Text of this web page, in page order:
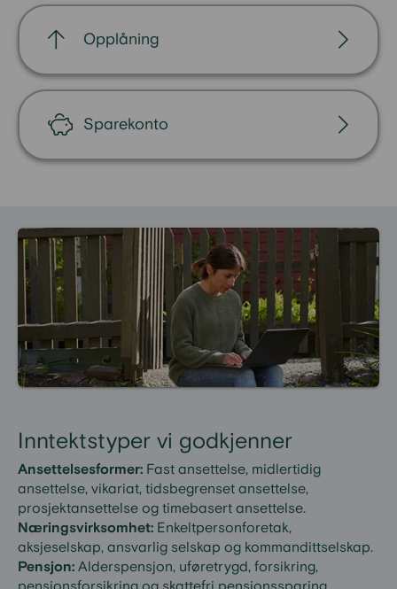
Opplåning
Sparekonto
Inntektstyper vi godkjenner
Ansettelsesformer: Fast ansettelse, midlertidig
ansettelse, vikariat, tidsbegrenset ansettelse,
prosjektansettelse og timebasert ansettelse.
Næringsvirksomhet: Enkeltpersonforetak,
aksjeselskap, ansvarlig selskap og kommandittselskap.
Pensjon:Alderspensjon, uføretrygd, forsikring,